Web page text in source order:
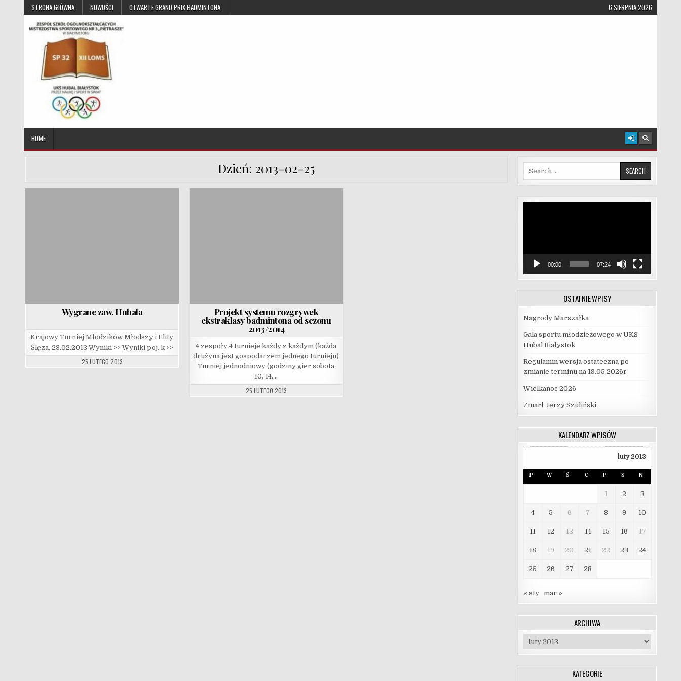
Skip to contentSTRONA GŁÓWNA NOWOŚCI OTWARTE GRAND PRIX BADMINTONA 6 SIERPNIA 2026
UKS Hubal Białystok
HOME
Dzień: 2013-02-25
Wygrane zaw. Hubala
Krajowy Turniej Młodzików Młodszy i Elity
Ślęza, 23.02.2013 Wyniki >> Wyniki poj. k >>
25 LUTEGO 2013
Projekt systemu rozgrywek
ekstraklasy badmintona od sezonu
2013/2014
4 zespoły 4 turnieje każdy z każdym (każda
drużyna jest gospodarzem jednego turnieju)
Turniej jednodniowy (godziny gier sobota
10, 14,…
25 LUTEGO 2013
Search for:
00:00 07:24
OSTATNIE WPISY
Nagrody Marszałka
Gala sportu młodzieżowego w UKS
Hubal Białystok
Regulamin wersja ostateczna po
zmianie terminu na 19.05.2026r
Wielkanoc 2026
Zmarł Jerzy Szuliński
KALENDARZ WPISÓW
luty 2013
P W Ś C P S N
1 2 3
4 5 6 7 8 9 10
11 12 13 14 15 16 17
18 19 20 21 22 23 24
25 26 27 28
« sty mar »
ARCHIWA
Archiwa
KATEGORIE